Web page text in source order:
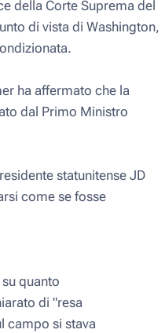
della Corte Suprema del
di vista di Washington,
ha affermato che la
dal Primo Ministro
statunitense JD
come se fosse
quanto
di "resa
campo si stava